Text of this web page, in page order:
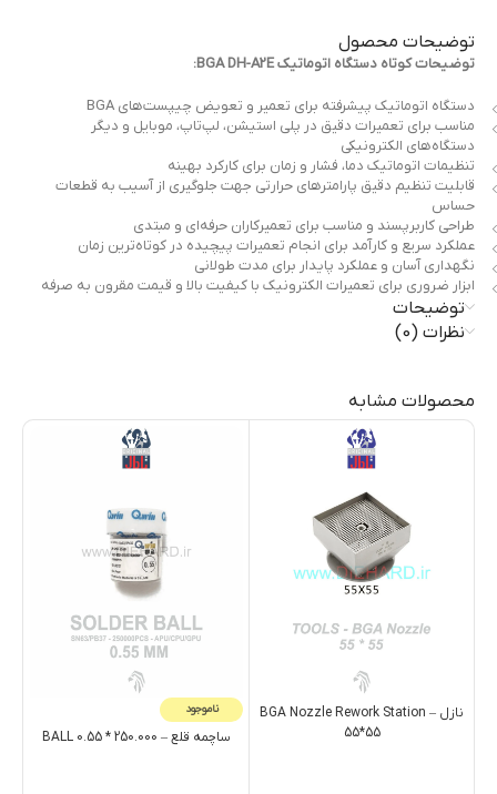
توضیحات محصول
توضیحات کوتاه دستگاه اتوماتیک BGA DH-A2E:
دستگاه اتوماتیک پیشرفته برای تعمیر و تعویض چیپست‌های BGA
مناسب برای تعمیرات دقیق در پلی استیشن، لپ‌تاپ، موبایل و دیگر
دستگاه‌های الکترونیکی
تنظیمات اتوماتیک دما، فشار و زمان برای کارکرد بهینه
قابلیت تنظیم دقیق پارامترهای حرارتی جهت جلوگیری از آسیب به قطعات
حساس
طراحی کاربرپسند و مناسب برای تعمیرکاران حرفه‌ای و مبتدی
عملکرد سریع و کارآمد برای انجام تعمیرات پیچیده در کوتاه‌ترین زمان
نگهداری آسان و عملکرد پایدار برای مدت طولانی
ابزار ضروری برای تعمیرات الکترونیک با کیفیت بالا و قیمت مقرون به صرفه
توضیحات
نظرات (0)
محصولات مشابه
نازل – BGA Nozzle Rework Station
55*55
ناموجود
ساچمه قلع – BALL 0.55 * 250.000